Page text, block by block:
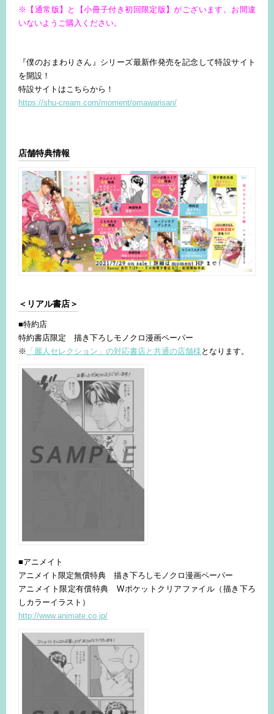
※【通常版】と【小冊子付き初回限定版】がございます。お間違
いないようご購入ください。
『僕のおまわりさん』シリーズ最新作発売を記念して特設サイト
を開設！
特設サイトはこちらから！
https://shu-cream.com/moment/omawarisan/
店舗特典情報
＜リアル書店＞
■特約店
特約書店限定 描き下ろしモノクロ漫画ペーパー
※ 「麗人セレクション」の対応書店と共通の店舗様 となります。
■アニメイト
アニメイト限定無償特典 描き下ろしモノクロ漫画ペーパー
アニメイト限定有償特典 Wポケットクリアファイル（描き下ろ
しカラーイラスト）
http://www.animate.co.jp/